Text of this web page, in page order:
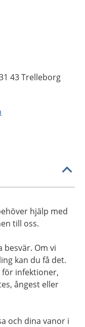
43 Trelleborg
hjälp med
till oss.
Om vi
kan du få det.
för infektioner,
ångest eller
och dina vanor i